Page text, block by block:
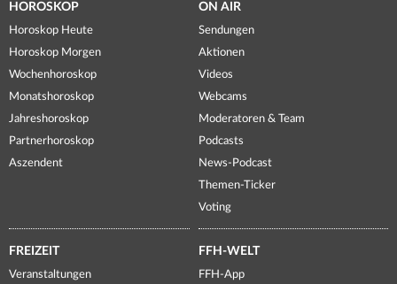
HOROSKOP
Horoskop Heute
Horoskop Morgen
Wochenhoroskop
Monatshoroskop
Jahreshoroskop
Partnerhoroskop
Aszendent
ON AIR
Sendungen
Aktionen
Videos
Webcams
Moderatoren & Team
Podcasts
News-Podcast
Themen-Ticker
Voting
FREIZEIT
Veranstaltungen
FFH-WELT
FFH-App